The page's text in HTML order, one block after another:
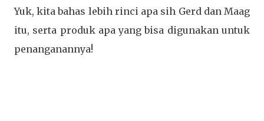
Yuk, kita bahas lebih rinci apa sih Gerd dan Maag
itu, serta produk apa yang bisa digunakan untuk
penanganannya!